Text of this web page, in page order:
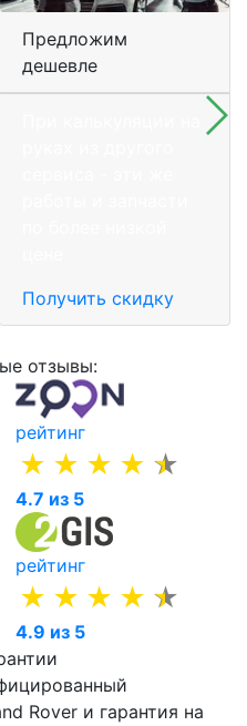
Предложим
дешевле
Получить скидку
отзывы:
рейтинг
4.7 из 5
рейтинг
4.9 из 5
Rover и гарантия на